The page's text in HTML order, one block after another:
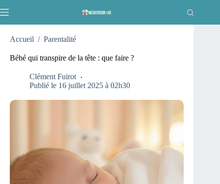
au
Accueil / Parentalité
Bébé qui transpire de la tête : que faire ?
Clément Fuirot
Publié le 16 juillet 2025 à 02h30